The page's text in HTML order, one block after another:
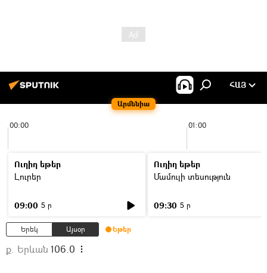
Արմենիա
ՀԱՅ
00:00 01:00
Ուղիղ եթեր
Լուրեր
09:00 5 ր
Ուղիղ եթեր
Մամուլի տեսություն
09:30 5 ր
Երեկ Այսօր Եթեր
ք. Երևան 106.0